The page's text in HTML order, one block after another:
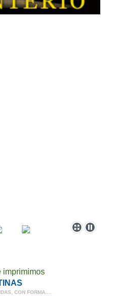
imprimimos
CON FORMA....